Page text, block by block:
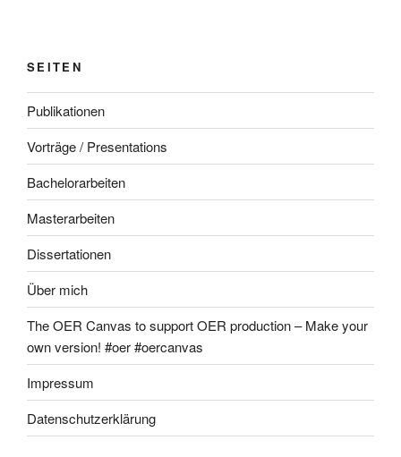
SEITEN
Publikationen
Vorträge / Presentations
Bachelorarbeiten
Masterarbeiten
Dissertationen
Über mich
The OER Canvas to support OER production – Make your
own version! #oer #oercanvas
Impressum
Datenschutzerklärung